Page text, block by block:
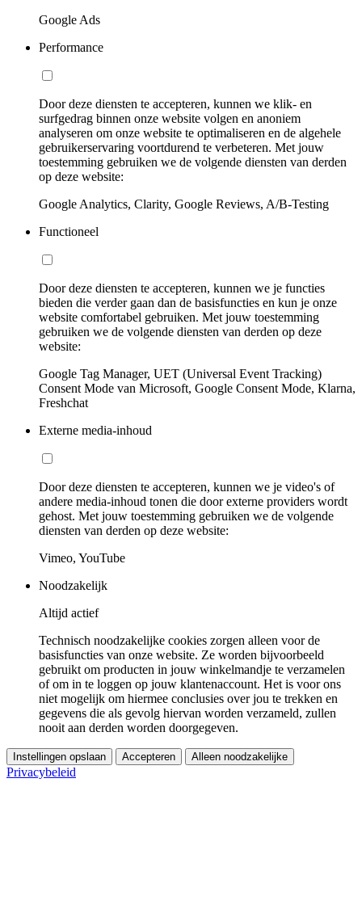
Google Ads
Performance
Door deze diensten te accepteren, kunnen we klik- en
surfgedrag binnen onze website volgen en anoniem
analyseren om onze website te optimaliseren en de algehele
gebruikerservaring voortdurend te verbeteren. Met jouw
toestemming gebruiken we de volgende diensten van derden
op deze website:
Google Analytics, Clarity, Google Reviews, A/B-Testing
Functioneel
Door deze diensten te accepteren, kunnen we je functies
bieden die verder gaan dan de basisfuncties en kun je onze
website comfortabel gebruiken. Met jouw toestemming
gebruiken we de volgende diensten van derden op deze
website:
Google Tag Manager, UET (Universal Event Tracking)
Consent Mode van Microsoft, Google Consent Mode, Klarna,
Freshchat
Externe media-inhoud
Door deze diensten te accepteren, kunnen we je video's of
andere media-inhoud tonen die door externe providers wordt
gehost. Met jouw toestemming gebruiken we de volgende
diensten van derden op deze website:
Vimeo, YouTube
Noodzakelijk
Altijd actief
Technisch noodzakelijke cookies zorgen alleen voor de
basisfuncties van onze website. Ze worden bijvoorbeeld
gebruikt om producten in jouw winkelmandje te verzamelen
of om in te loggen op jouw klantenaccount. Het is voor ons
niet mogelijk om hiermee conclusies over jou te trekken en
gegevens die als gevolg hiervan worden verzameld, zullen
nooit aan derden worden doorgegeven.
Instellingen opslaan Accepteren Alleen noodzakelijke
Privacybeleid